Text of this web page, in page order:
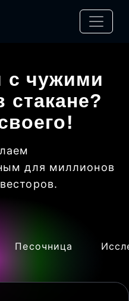
с чужими
стакане?
для миллионов
.
Песочница